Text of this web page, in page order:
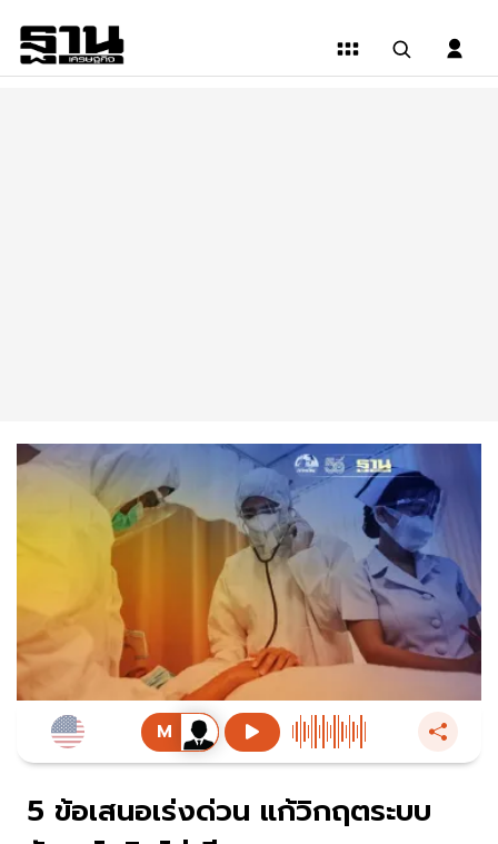
5 ข้อเสนอเร่งด่วน แก้วิกฤตระบบ